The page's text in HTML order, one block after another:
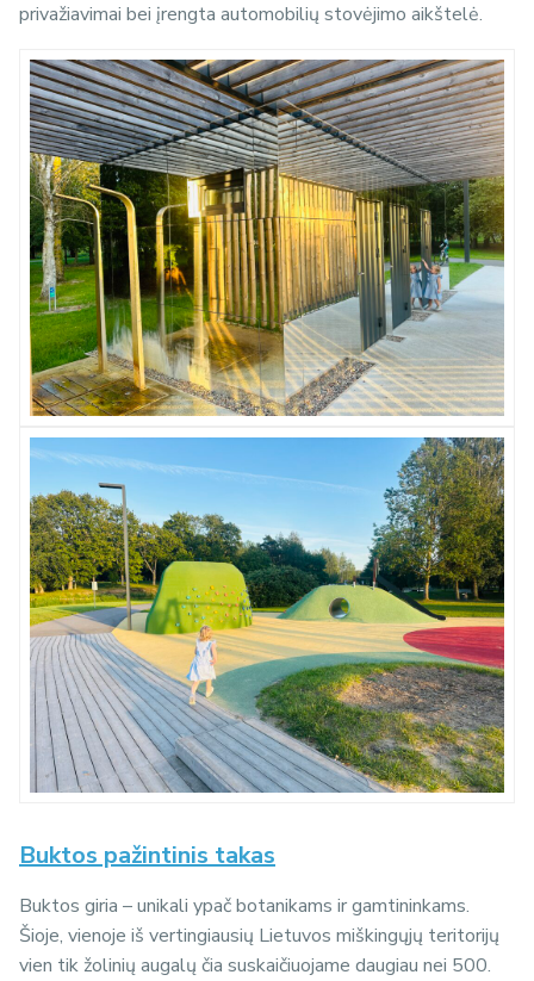
privažiavimai bei įrengta automobilių stovėjimo aikštelė.
Buktos pažintinis takas
Buktos giria – unikali ypač botanikams ir gamtininkams.
Šioje, vienoje iš vertingiausių Lietuvos miškingųjų teritorijų
vien tik žolinių augalų čia suskaičiuojame daugiau nei 500.